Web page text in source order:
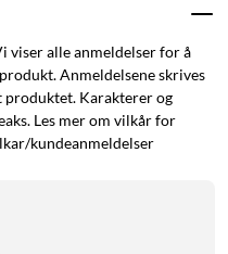
viser alle anmeldelser for å
Anmeldelsene skrives
produktet. Karakterer og
Les mer om vilkår for
kundeanmeldelser